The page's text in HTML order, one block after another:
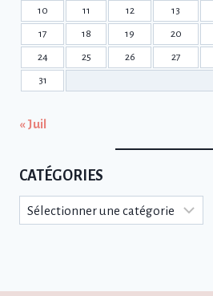
10 11 12 13
17 18 19 20
24 25 26 27
31
« Juil
CATÉGORIES
Catégories